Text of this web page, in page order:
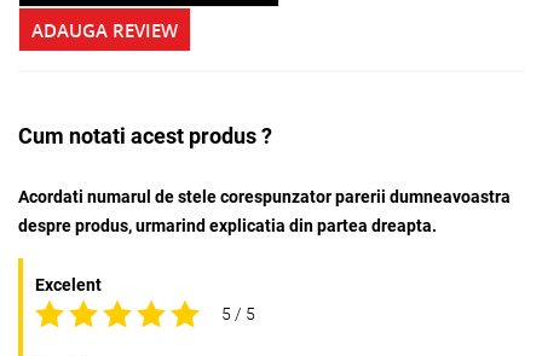
ADAUGA REVIEW
Cum notati acest produs ?
Acordati numarul de stele corespunzator parerii dumneavoastra
despre produs, urmarind explicatia din partea dreapta.
Excelent
5 / 5